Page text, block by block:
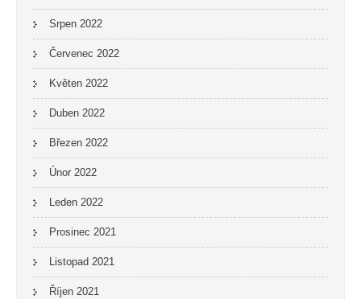
Srpen 2022
Červenec 2022
Květen 2022
Duben 2022
Březen 2022
Únor 2022
Leden 2022
Prosinec 2021
Listopad 2021
Říjen 2021